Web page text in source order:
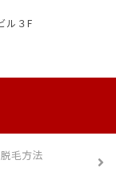
ル３F
毛方法